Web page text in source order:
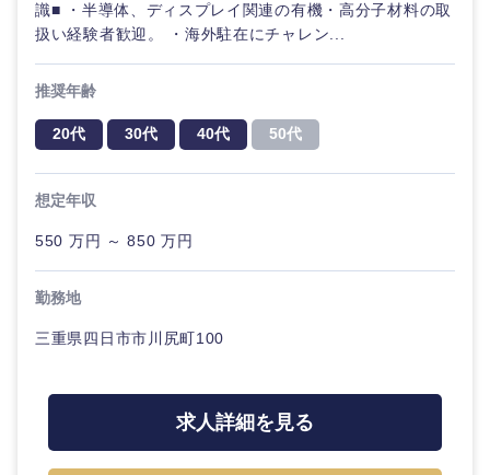
画・事業
企画
経営ボー
SCM
人事
すべての経営企画・事業企
事業企画・事業開発
新規事業企画・立上げ
政策渉外
経営ボード
SCM
エネルギー・資源・環境
電気・電子・半導体
秋田県 岩手県
宮城県
希望年収
20代
識■ ・半導体、ディスプレイ関連の有機・高分子材料の取
扱い経験者歓迎。 ・海外駐在にチャレン...
推奨年齢
20代 30代 40代 50代
想定年収
550 万円 ～ 850 万円
勤務地
三重県四日市市川尻町100
求人詳細を見る